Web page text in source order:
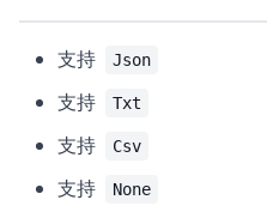
支持 Json
支持 Txt
支持 Csv
支持 None